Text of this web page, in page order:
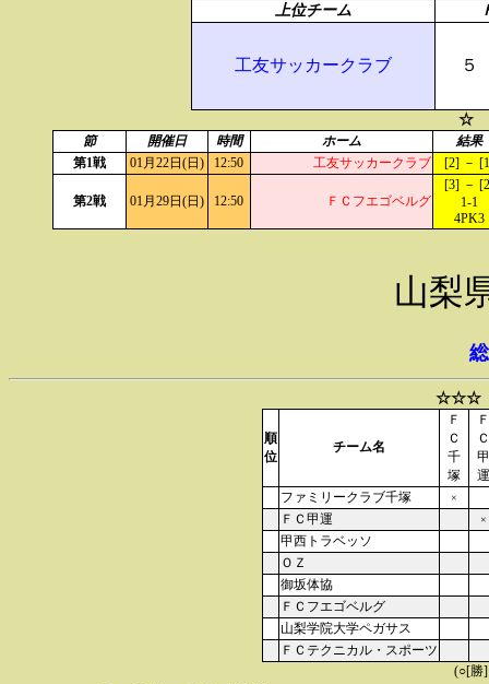
上位チーム
工友サッカークラブ ５
☆
節 開催日 時間 ホーム
結果
第1戦
01月22日(日) 12:50 工友サッカークラブ [2] －
第2戦 01月29日(日) 12:50 ＦＣフエゴベルグ
[3] －
1-1
4PK3
山梨
☆☆☆
順
位
チーム名
Ｆ
Ｃ
千
塚
Ｆ
Ｃ
甲
運
ファミリークラブ千塚
×
ＦＣ甲運 ×
甲西トラベッソ
ＯＺ
御坂体協
ＦＣフエゴベルグ
山梨学院大学ペガサス
ＦＣテクニカル・スポーツ
(○[勝